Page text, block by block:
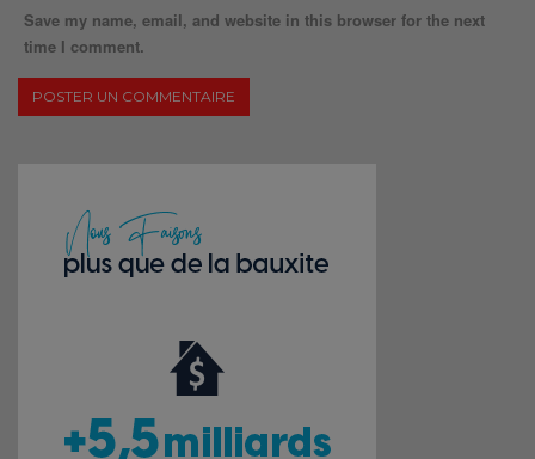
Save my name, email, and website in this browser for the next
time I comment.